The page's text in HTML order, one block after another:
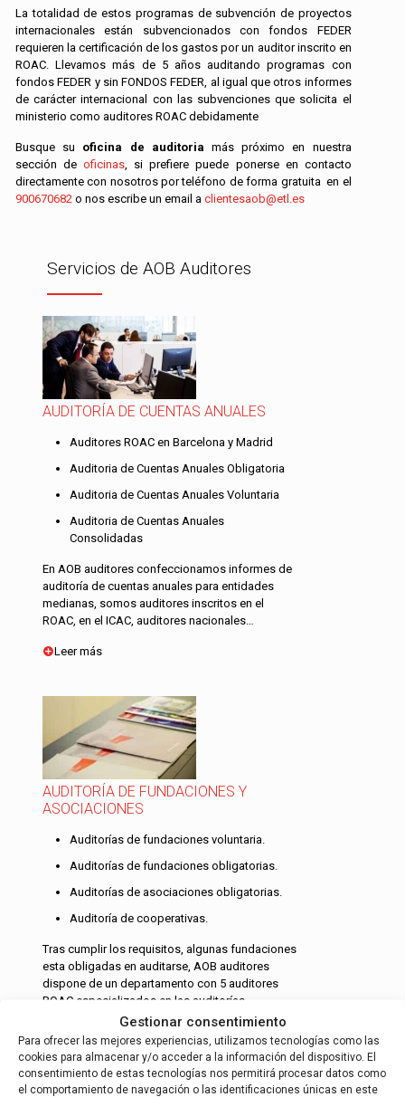
Gestionar consentimiento
Para ofrecer las mejores experiencias, utilizamos tecnologías como las
cookies para almacenar y/o acceder a la información del dispositivo. El
consentimiento de estas tecnologías nos permitirá procesar datos como
el comportamiento de navegación o las identificaciones únicas en este
La totalidad de estos programas de subvención de proyectos
internacionales están subvencionados con fondos FEDER
requieren la certificación de los gastos por un auditor inscrito en
ROAC. Llevamos más de 5 años auditando programas con
fondos FEDER y sin FONDOS FEDER, al igual que otros informes
de carácter internacional con las subvenciones que solicita el
ministerio como auditores ROAC debidamente
Busque su oficina de auditoria más próximo en nuestra
sección deoficinas , si prefiere puede ponerse en contacto
directamente con nosotros por teléfono de forma gratuita en el
900670682 o nos escribe un email a clientesaob@etl.es
Servicios de AOB Auditores
AUDITORÍA DE CUENTAS ANUALES
Auditores ROAC en Barcelona y Madrid
Auditoria de Cuentas Anuales Obligatoria
Auditoria de Cuentas Anuales Voluntaria
Auditoria de Cuentas Anuales
Consolidadas
En AOB auditores confeccionamos informes de
auditoría de cuentas anuales para entidades
medianas, somos auditores inscritos en el
ROAC, en el ICAC, auditores nacionales…
Leer más
AUDITORÍA DE FUNDACIONES Y
ASOCIACIONES
Auditorías de fundaciones voluntaria.
Auditorías de fundaciones obligatorias.
Auditorías de asociaciones obligatorias.
Auditoría de cooperativas.
Tras cumplir los requisitos, algunas fundaciones
esta obligadas en auditarse, AOB auditores
dispone de un departamento con 5 auditores
ROAC especializados en las auditorías…